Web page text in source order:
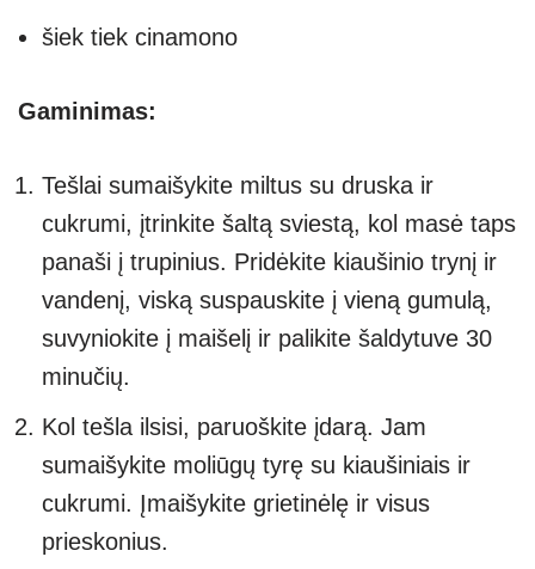
šiek tiek cinamono
Gaminimas:
Tešlai sumaišykite miltus su druska ir
cukrumi, įtrinkite šaltą sviestą, kol masė taps
panaši į trupinius. Pridėkite kiaušinio trynį ir
vandenį, viską suspauskite į vieną gumulą,
suvyniokite į maišelį ir palikite šaldytuve 30
minučių.
Kol tešla ilsisi, paruoškite įdarą. Jam
sumaišykite moliūgų tyrę su kiaušiniais ir
cukrumi. Įmaišykite grietinėlę ir visus
prieskonius.